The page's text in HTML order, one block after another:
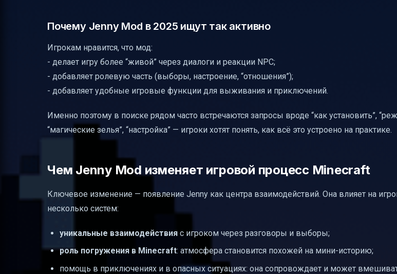
Почему Jenny Mod в 2025 ищут так активно
Игрокам нравится, что мод:
- делает игру более “живой” через диалоги и реакции NPC;
- добавляет ролевую часть (выборы, настроение, “отношения”);
- добавляет удобные игровые функции для выживания и приключений.
Именно поэтому в поиске рядом часто встречаются запросы вроде “как установить”,
“магические зелья”, “настройка” — игроки хотят понять, как всё это устроено на практике.
Чем Jenny Mod изменяет игровой процесс Minecraft
Ключевое изменение — появление Jenny как центра взаимодействий. Она влияет на
несколько систем:
уникальные взаимодействия с игроком через разговоры и выборы;
роль погружения в Minecraft: атмосфера становится похожей на мини-историю;
помощь в приключениях и в опасных ситуациях: она сопровождает и может